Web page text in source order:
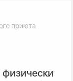
приюта